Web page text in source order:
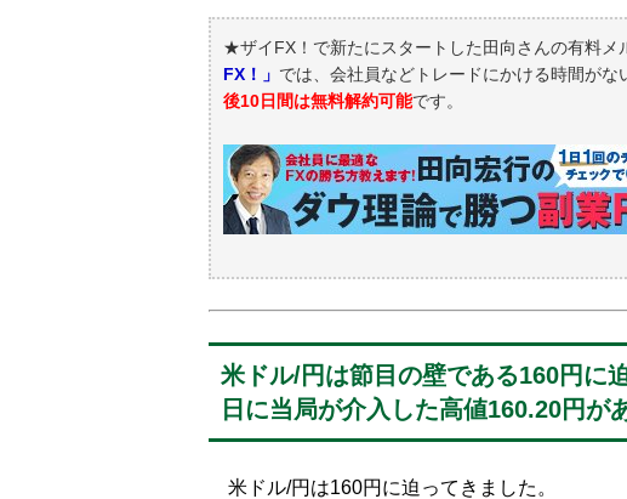
★ザイFX！で新たにスタートした田向さんの有料メ
FX！」 では、会社員などトレードにかける時間がな
後10日間は無料解約可能です。
米ドル/円は節目の壁である160円に
日に当局が介入した高値160.20円が
米ドル/円は160円に迫ってきました。